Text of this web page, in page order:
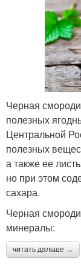
Черная
полезных
Центральной
полезных
а также ее
но при этом
сахара.
Черная
минералы:
читать дальше →